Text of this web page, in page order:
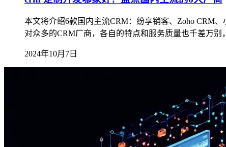
本文将介绍6款国内主流CRM：纷享销客、Zoho CRM
对众多的CRM厂商，各自的特点和服务质量也千差万
2024年10月7日